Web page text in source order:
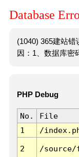
Database
(1040) 365建站
因：1、数据库密
PHP Debug
No. File
1
/
2 /source/